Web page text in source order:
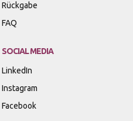
Rückgabe
FAQ
SOCIAL MEDIA
LinkedIn
Instagram
Facebook